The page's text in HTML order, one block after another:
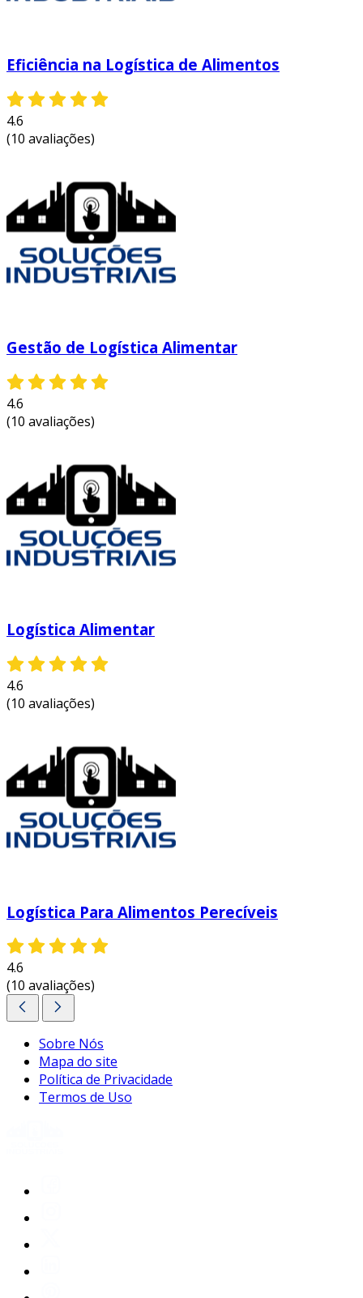
Eficiência na Logística de Alimentos
4.6
(10 avaliações)
Gestão de Logística Alimentar
4.6
(10 avaliações)
Logística Alimentar
4.6
(10 avaliações)
Logística Para Alimentos Perecíveis
4.6
(10 avaliações)
Sobre Nós
Mapa do site
Política de Privacidade
Termos de Uso